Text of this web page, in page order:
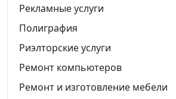
Рекламные услуги
Полиграфия
Риэлторские услуги
Ремонт компьютеров
Ремонт и изготовление мебели